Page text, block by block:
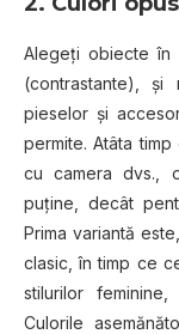
Alegeți obiecte în
(contrastante),
pieselor și
permite. Atâta
cu camera dvs.,
puține, decât
Prima variantă
clasic, în timp ce
stilurilor
Culorile